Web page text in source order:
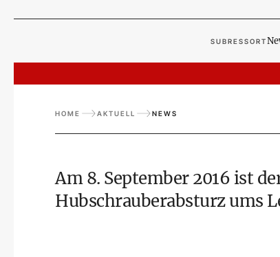
SUBRESSORT
HOME AKTUELL NEWS
Am 8. September 2016 ist
Hubschrauberabsturz ums